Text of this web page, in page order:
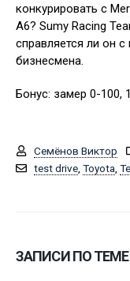
конкурировать с
A6? Sumy Racing
справляется ли он
бизнесмена.
Бонус: замер 0-100,
Семёнов Виктор
test drive, Toyota
ЗАПИСИ ПО ТЕМЕ